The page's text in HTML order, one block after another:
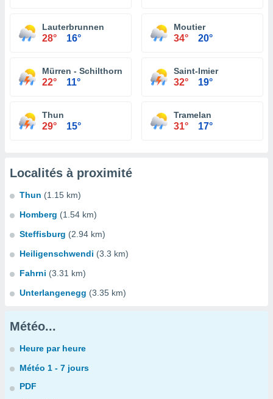
Lauterbrunnen
28° 16°
Moutier
34° 20°
Mürren - Schilthorn
22° 11°
Saint-Imier
32° 19°
Thun
29° 15°
Tramelan
31° 17°
Localités à proximité
Thun (1.15 km)
Homberg (1.54 km)
Steffisburg (2.94 km)
Heiligenschwendi (3.3 km)
Fahrni (3.31 km)
Unterlangenegg (3.35 km)
Météo...
Heure par heure
Météo 1 - 7 jours
PDF